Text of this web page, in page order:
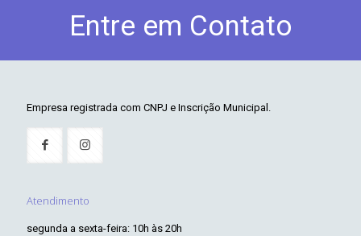
Entre em Contato
Empresa registrada com CNPJ e Inscrição Municipal.
Atendimento
segunda a sexta-feira: 10h às 20h